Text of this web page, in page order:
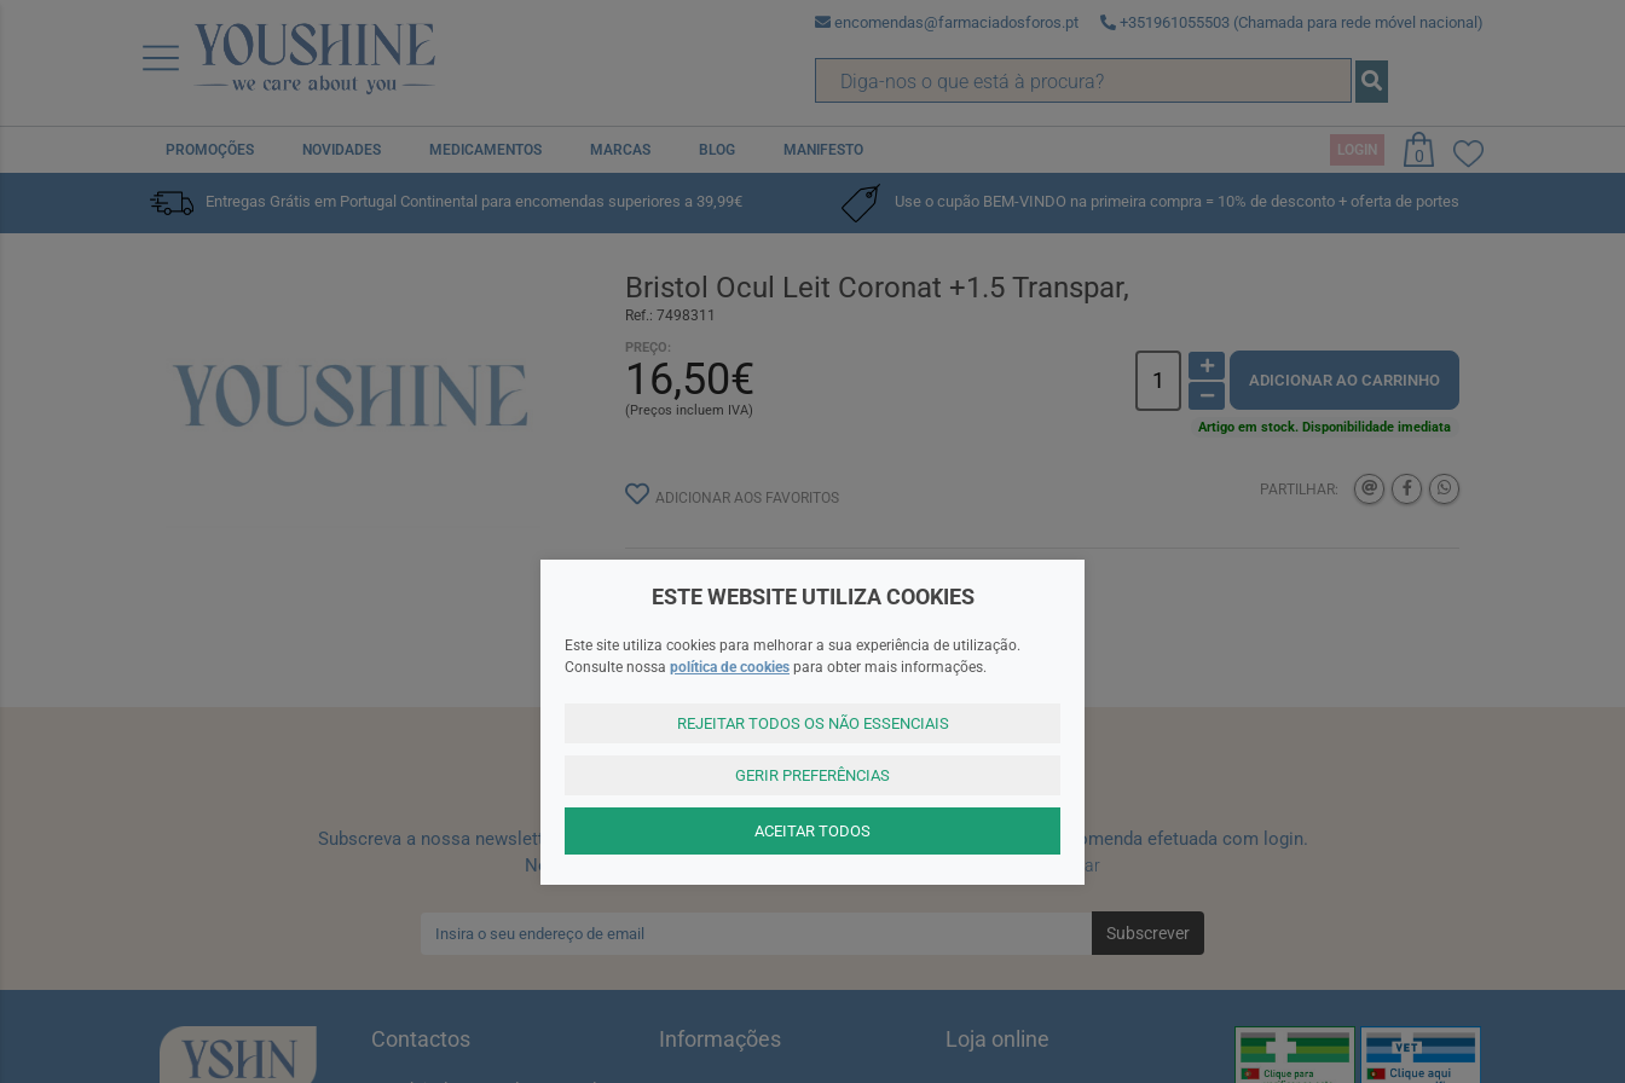
encomendas@farmaciadosforos.pt +351961055503 (Chamada para rede móvel nacional)
PROMOÇÕES NOVIDADES MEDICAMENTOS MARCAS BLOG MANIFESTO LOGIN 0
Entregas Grátis em Portugal Continental para encomendas superiores a 39,99€ Use o cupão BEM-VINDO na primeira compra = 10% de desconto + oferta de portes
Bristol Ocul Leit Coronat +1.5 Transpar,
Ref.: 7498311
PREÇO:
16,50€
(Preços incluem IVA)
ADICIONAR AO CARRINHO
Artigo em stock. Disponibilidade imediata
ADICIONAR AOS FAVORITOS PARTILHAR:
SUBSCREVA A NEWSLETTER
Subscreva a nossa newsletter e receba um cupão de 10% de desconto para a sua próxima encomenda efetuada com login.
Nota: Para receber o cupão deverá primeiro registar-se no site!
Registar
Subscrever
Contactos Informações Loja online
ESTE WEBSITE UTILIZA COOKIES
Este site utiliza cookies para melhorar a sua experiência de utilização.
Consulte nossa política de cookies para obter mais informações.
REJEITAR TODOS OS NÃO ESSENCIAIS
GERIR PREFERÊNCIAS
ACEITAR TODOS